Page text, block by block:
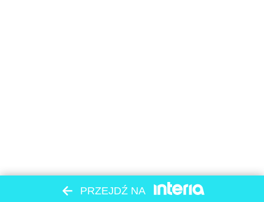
PRZEJDŹ NA